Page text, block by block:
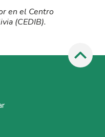
en el Centro
(CEDIB).